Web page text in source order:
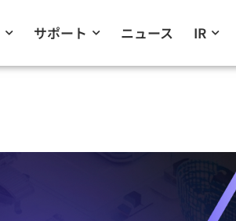
サポート ニュース IR